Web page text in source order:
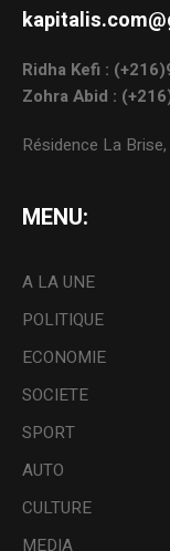
Ridha Kefi :
Zohra Abid :
Résidence La
MENU:
A LA UNE
POLITIQUE
ECONOMIE
SOCIETE
SPORT
AUTO
CULTURE
MEDIA